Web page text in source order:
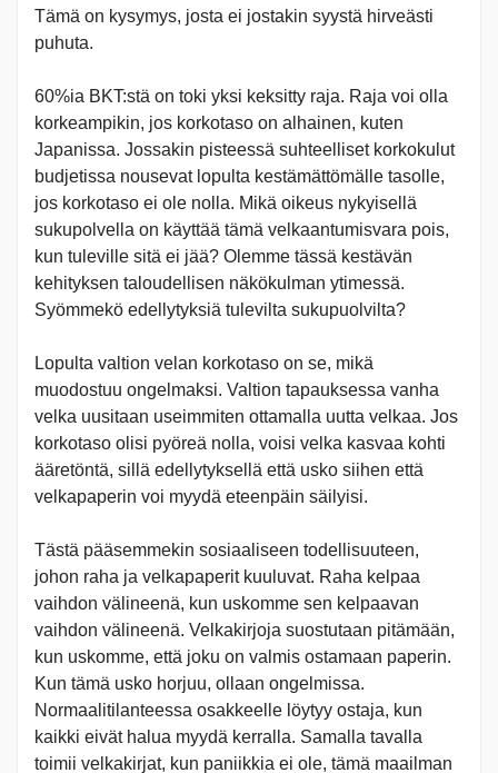
Tämä on kysymys, josta ei jostakin syystä hirveästi
puhuta.
60%ia BKT:stä on toki yksi keksitty raja. Raja voi olla
korkeampikin, jos korkotaso on alhainen, kuten
Japanissa. Jossakin pisteessä suhteelliset korkokulut
budjetissa nousevat lopulta kestämättömälle tasolle,
jos korkotaso ei ole nolla. Mikä oikeus nykyisellä
sukupolvella on käyttää tämä velkaantumisvara pois,
kun tuleville sitä ei jää? Olemme tässä kestävän
kehityksen taloudellisen näkökulman ytimessä.
Syömmekö edellytyksiä tulevilta sukupuolvilta?
Lopulta valtion velan korkotaso on se, mikä
muodostuu ongelmaksi. Valtion tapauksessa vanha
velka uusitaan useimmiten ottamalla uutta velkaa. Jos
korkotaso olisi pyöreä nolla, voisi velka kasvaa kohti
ääretöntä, sillä edellytyksellä että usko siihen että
velkapaperin voi myydä eteenpäin säilyisi.
Tästä pääsemmekin sosiaaliseen todellisuuteen,
johon raha ja velkapaperit kuuluvat. Raha kelpaa
vaihdon välineenä, kun uskomme sen kelpaavan
vaihdon välineenä. Velkakirjoja suostutaan pitämään,
kun uskomme, että joku on valmis ostamaan paperin.
Kun tämä usko horjuu, ollaan ongelmissa.
Normaalitilanteessa osakkeelle löytyy ostaja, kun
kaikki eivät halua myydä kerralla. Samalla tavalla
toimii velkakirjat, kun paniikkia ei ole, tämä maailman